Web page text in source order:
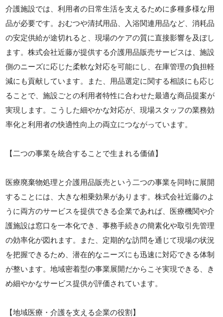
介護施設では、利用者の日常生活を支えるために多種多様な用
品が必要です。おむつや清拭用品、入浴関連用品など、消耗品
の安定供給が途切れると、現場のケアの質に直接影響を及ぼし
ます。株式会社近藤が提供する介護用品販売サービスは、施設
側のニーズに応じた柔軟な対応を可能にし、在庫管理の負担軽
減にも貢献しています。また、用品選定に関する相談にも応じ
ることで、施設ごとの利用者特性に合わせた最適な商品提案が
実現します。こうした細やかな対応が、現場スタッフの業務効
率化と利用者の快適性向上の両立につながっています。
【二つの事業を統合することで生まれる価値】
医療廃棄物処理と介護用品販売という二つの事業を同時に展開
することには、大きな相乗効果があります。株式会社近藤のよ
うに両方のサービスを提供できる企業であれば、医療機関や介
護施設は窓口を一本化でき、事務手続きの簡素化や取引先管理
の効率化が図れます。また、定期的な訪問を通じて現場の状況
を把握できるため、潜在的なニーズにも迅速に対応できる体制
が整います。地域密着型の事業展開だからこそ実現できる、き
め細やかなサービス提供が評価されています。
【地域医療・介護を支える企業の役割】